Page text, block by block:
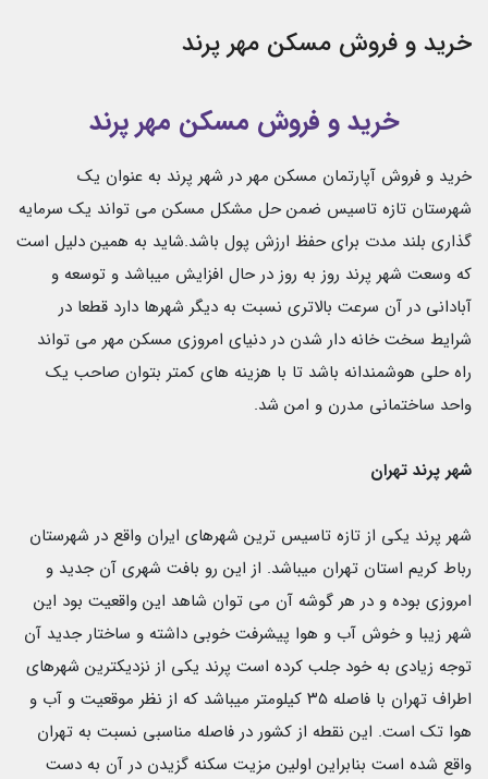
خرید و فروش مسکن مهر پرند
خرید و فروش مسکن مهر پرند
خرید و فروش آپارتمان مسکن مهر در شهر پرند به عنوان یک
شهرستان تازه تاسیس ضمن حل مشکل مسکن می تواند یک سرمایه
گذاری بلند مدت برای حفظ ارزش پول باشد.شاید به همین دلیل است
که وسعت شهر پرند روز به روز در حال افزایش میباشد و توسعه و
آبادانی در آن سرعت بالاتری نسبت به دیگر شهرها دارد قطعا در
شرایط سخت خانه دار شدن در دنیای امروزی مسکن مهر می تواند
راه حلی هوشمندانه باشد تا با هزینه های کمتر بتوان صاحب یک
واحد ساختمانی مدرن و امن شد.
شهر پرند تهران
شهر پرند یکی از تازه تاسیس ترین شهرهای ایران واقع در شهرستان
رباط کریم استان تهران میباشد. از این رو بافت شهری آن جدید و
امروزی بوده و در هر گوشه آن می توان شاهد این واقعیت بود این
شهر زیبا و خوش آب و هوا پیشرفت خوبی داشته و ساختار جدید آن
توجه زیادی به خود جلب کرده است پرند یکی از نزدیکترین شهرهای
اطراف تهران با فاصله ۳۵ کیلومتر میباشد که از نظر موقعیت و آب و
هوا تک است. این نقطه از کشور در فاصله مناسبی نسبت به تهران
واقع شده است بنابراین اولین مزیت سکنه گزیدن در آن به دست